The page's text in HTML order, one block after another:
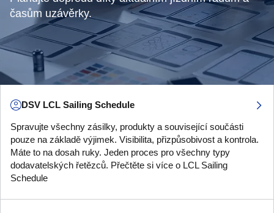
časům uzávěrky.
DSV LCL Sailing Schedule
Spravujte všechny zásilky, produkty a související součásti
pouze na základě výjimek. Visibilita, přizpůsobivost a kontrola.
Máte to na dosah ruky. Jeden proces pro všechny typy
dodavatelských řetězců. Přečtěte si více o LCL Sailing
Schedule